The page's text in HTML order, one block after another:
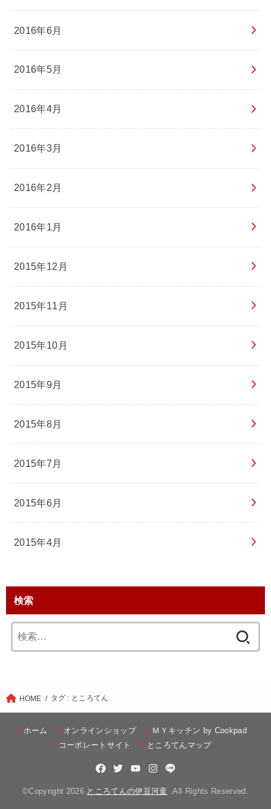
2016年6月
2016年5月
2016年4月
2016年3月
2016年2月
2016年1月
2015年12月
2015年11月
2015年10月
2015年9月
2015年8月
2015年7月
2015年6月
2015年4月
検索
索:
HOME タグ : ところてん
ホーム オンラインショップ
ＭＹキッチン by Cookpad
コーポレートサイト
ところてんマップ
©Copyright 2026 ところてんの伊豆河童 .All Rights Reserved.